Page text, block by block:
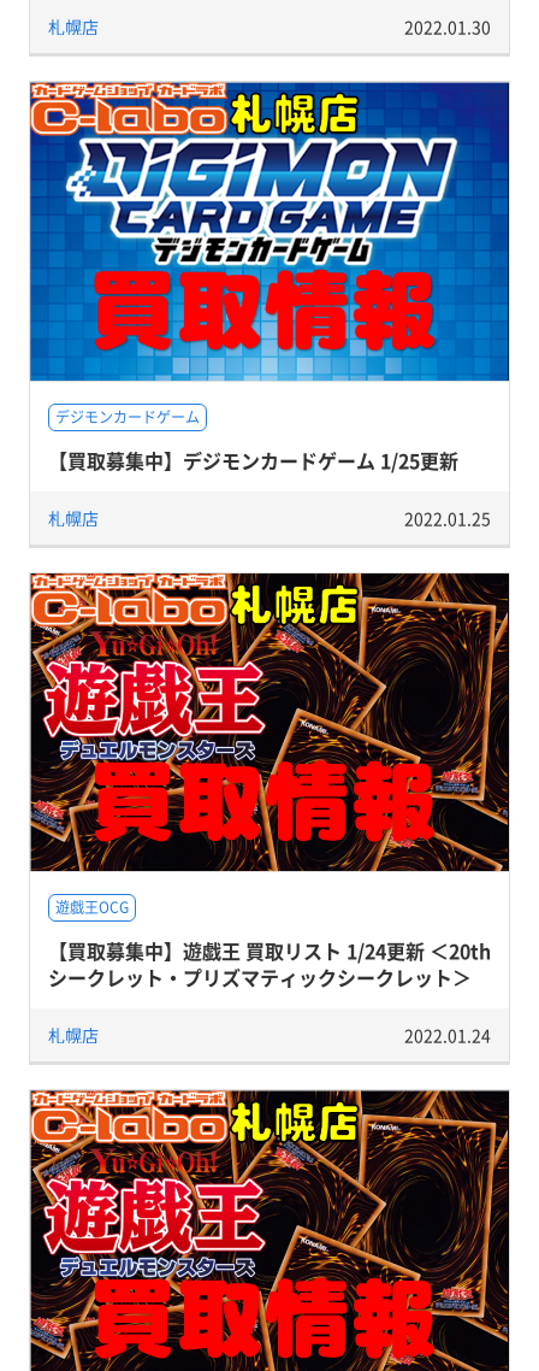
札幌店 2022.01.30
デジモンカードゲーム
【買取募集中】デジモンカードゲーム 1/25更新
札幌店 2022.01.25
遊戯王OCG
【買取募集中】遊戯王 買取リスト 1/24更新 ＜20th
シークレット・プリズマティックシークレット＞
札幌店 2022.01.24